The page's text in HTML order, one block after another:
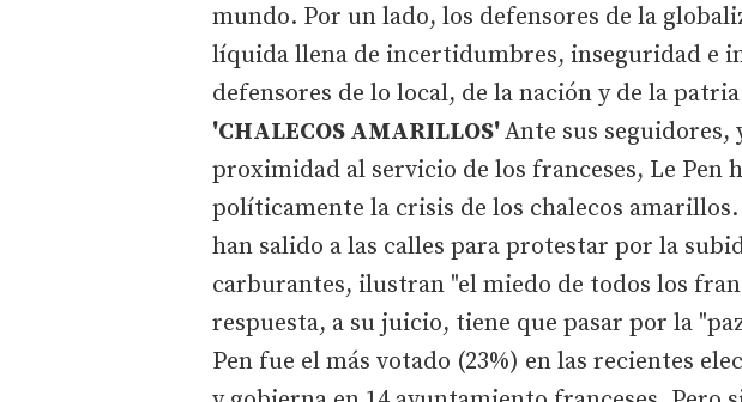
mundo. Por un lado, los defensores de la
líquida llena de incertidumbres, inseguridad e
defensores de lo local, de la nación y de la
'CHALECOS AMARILLOS'Ante sus seguidores,
proximidad al servicio de los franceses, Le
políticamente la crisis de los chalecos
han salido a las calles para protestar por la
carburantes, ilustran "el miedo de todos los
respuesta, a su juicio, tiene que pasar por la
Pen fue el más votado (23%) en las recientes